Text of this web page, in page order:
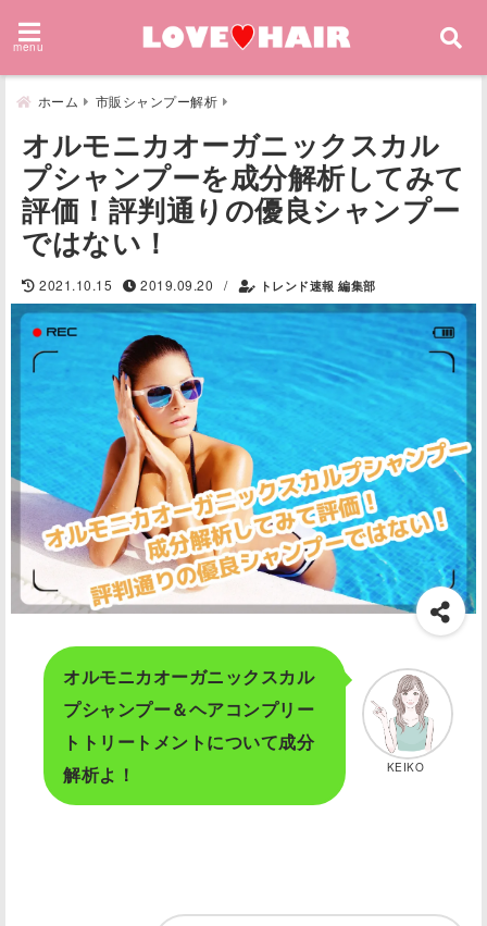
menu
ホーム 市販シャンプー解析
オルモニカオーガニックスカル
プシャンプーを成分解析してみて
評価！評判通りの優良シャンプー
ではない！
2021.10.15 2019.09.20 / トレンド速報 編集部
オルモニカオーガニックスカル
プシャンプー＆ヘアコンプリー
トトリートメントについて成分
解析よ！
KEIKO